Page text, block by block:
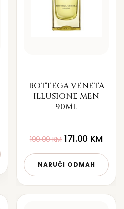
BOTTEGA VENETA
ILLUSIONE MEN
90ML
190.00KM 171.00 KM
NARUČI ODMAH